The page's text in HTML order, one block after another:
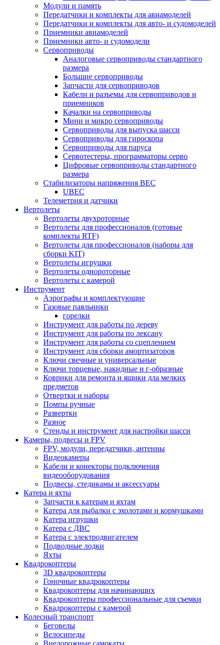
Модули и память
Передатчики и комплекты для авиамоделей
Передатчики и комплекты для авто- и судомоделей
Приемники авиамоделей
Приемники авто- и судомодели
Сервоприводы
Аналоговые сервоприводы стандартного
размера
Большие сервоприводы
Запчасти для сервоприводов
Кабели и разъемы для сервоприводов и
приемников
Качалки на сервоприводы
Мини и микро сервоприводы
Сервоприводы для выпуска шасси
Сервоприводы для гироскопа
Сервоприводы для паруса
Сервотестеры, программаторы серво
Цифровые сервоприводы стандартного
размера
Стабилизаторы напряжения BEC
UBEC
Телеметрия и датчики
Вертолеты
Вертолеты двухроторные
Вертолеты для профессионалов (готовые
комплекты RTF)
Вертолеты для профессионалов (наборы для
сборки KIT)
Вертолеты игрушки
Вертолеты однороторные
Вертолеты с камерой
Инструмент
Аэрографы и комплектующие
Газовые паяльники
горелки
Инструмент для работы по дереву
Инструмент для работы по лексану
Инструмент для работы со сцеплением
Инструмент для сборки амортизаторов
Ключи свечные и универсальные
Ключи торцевые, накидные и г-образные
Коврики для ремонта и ящики дла мелких
предметов
Отвертки и наборы
Помпы ручные
Развертки
Разное
Стенды и инструмент для настройки шасси
Камеры, подвесы и FPV
FPV, модули, передатчики, антенны
Видеокамеры
Кабели и конекторы подключения
видеооборудования
Подвесы, стедикамы и аксессуары
Катера и яхты
Запчасти к катерам и яхтам
Катера для рыбалки с эхолотами и кормушками
Катера игрушки
Катера с ДВС
Катера с электродвигателем
Подводные лодки
Яхты
Квадрокоптеры
3D квадрокоптеры
Гоночные квадрокоптеры
Квадрокоптеры для начинающих
Квадрокоптеры профессиональные для съемки
Квадрокоптеры с камерой
Колесный транспорт
Беговелы
Велосипеды
Внедорожные самокаты